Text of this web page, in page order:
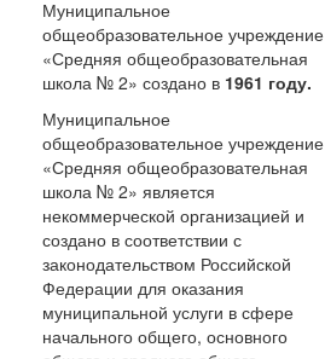
Муниципальное
общеобразовательное учреждение
«Средняя общеобразовательная
школа № 2» создано в 1961 году.
Муниципальное
общеобразовательное учреждение
«Средняя общеобразовательная
школа № 2» является
некоммерческой организацией и
создано в соответствии с
законодательством Российской
Федерации для оказания
муниципальной услуги в сфере
начального общего, основного